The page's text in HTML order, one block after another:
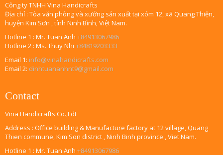
Công ty TNHH Vina Handicrafts
Địa chỉ : Tòa văn phòng và xưởng sản xuất tại xóm 12, xã Quang Thiện,
huyện Kim Sơn , tỉnh Ninh Bình, Việt Nam.
Hotline 1 : Mr. Tuan Anh +84913067986
Hotline 2 : Ms. Thuy Nhi +84819203333
Email 1: info@vinahandicrafts.com
Email 2: dinhtuananhnt9@gmail.com
Contact
Vina Handicrafts Co.,Ldt
Address : Office building & Manufacture factory at 12 village, Quang
Thien commune, Kim Son district , Ninh Binh province , Viet Nam.
Hotline 1 : Mr. Tuan Anh +84913067986